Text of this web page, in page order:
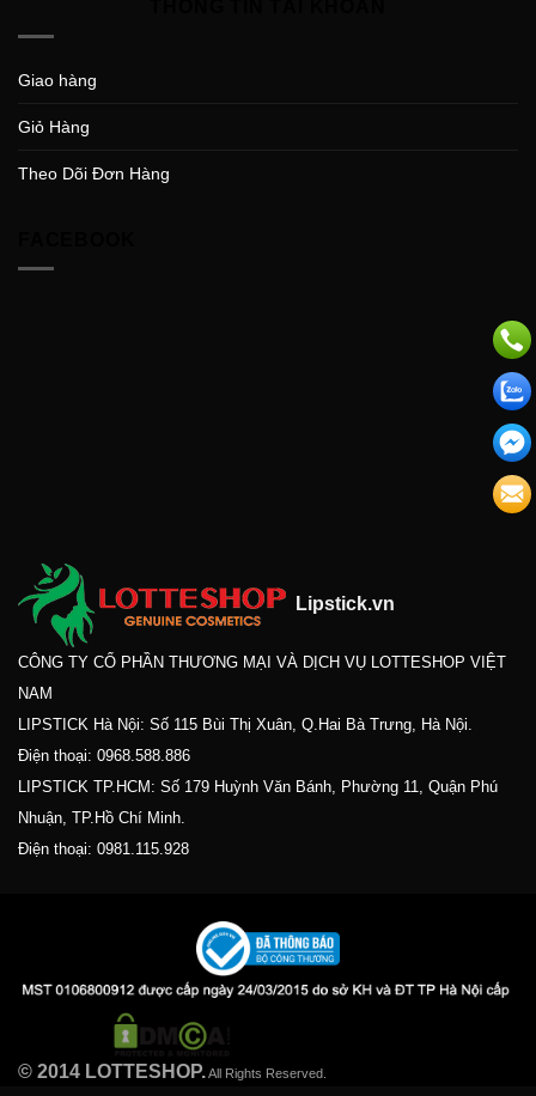
Giao hàng
Giỏ Hàng
Theo Dõi Đơn Hàng
Lipstick.vn
CÔNG TY CỔ PHẦN THƯƠNG MẠI VÀ DỊCH VỤ LOTTESHOP VIỆT
NAM
LIPSTICK Hà Nội: Số 115 Bùi Thị Xuân, Q.Hai Bà Trưng, Hà Nội.
Điện thoại: 0968.588.886
LIPSTICK TP.HCM: Số 179 Huỳnh Văn Bánh, Phường 11, Quận Phú
Nhuận, TP.Hồ Chí Minh.
Điện thoại: 0981.115.928
© 2014 LOTTESHOP.All Rights Reserved.